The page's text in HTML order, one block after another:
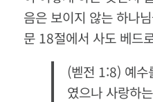
음은 보이지 않는 하나
문 18절에서 사도 베드
(벧전 1:8) 예수
였으나 사랑하